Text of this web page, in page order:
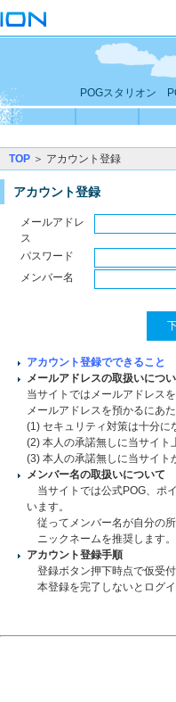
POGスタリオン
TOP ＞ アカウント登録
アカウント登録
メールアドレ
ス
パスワード
メンバー名
アカウント登録でできること
メールアドレスの取扱いにつ
当サイトではメールアドレス
メールアドレスを預かるにあ
(1) セキュリティ対策は十分に
(2) 本人の承諾無しに当サイト
(3) 本人の承諾無しに当サイト
メンバー名の取扱いについて
当サイトでは公式POG、ポ
います。
従ってメンバー名が自分の
ニックネームを推奨します。
アカウント登録手順
登録ボタン押下時点で仮受
本登録を完了しないとログイ